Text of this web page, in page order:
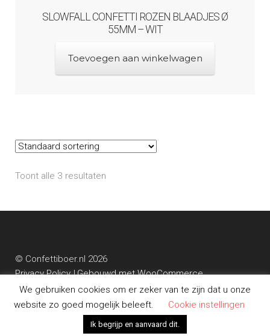
SLOWFALL CONFETTI ROZEN BLAADJES Ø
55MM – WIT
Toevoegen aan winkelwagen
Toont alle 3 resultaten
© Confettiboer.nl 2026
Privacy Policy
Gebouwd met WooCommerce.
We gebruiken cookies om er zeker van te zijn dat u onze
website zo goed mogelijk beleeft.
Cookie instellingen
Ik begrijp en aanvaard dit.